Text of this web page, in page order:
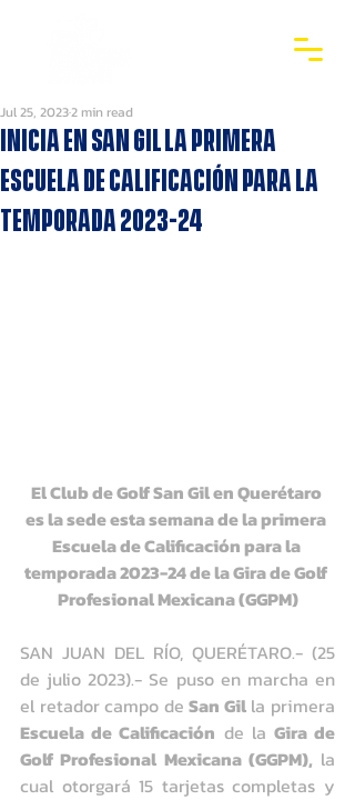
Inicia en San Gil la primera
Escuela de Calificación para la
temporada 2023-24
Jul 25, 20232 min read
El Club de Golf San Gil en Querétaro
es la sede esta semana de la primera
Escuela de Calificación para la
temporada 2023-24 de la Gira de Golf
Profesional Mexicana (GGPM)
SAN JUAN DEL RÍO, QUERÉTARO.- (25
de julio 2023).- Se puso en marcha en
el retador campo de San Gil
Escuela de Calificación de la Gira de
Golf Profesional Mexicana (GGPM), la
cual otorgará 15 tarjetas completas y